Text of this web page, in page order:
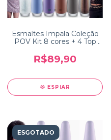
Esmaltes Impala Coleção
POV Kit 8 cores + 4 Top
R$89,90
ESPIAR
ESGOTADO